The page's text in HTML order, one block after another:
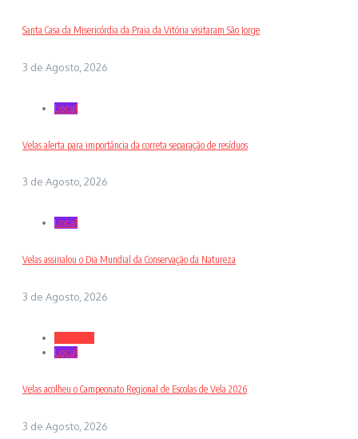
Santa Casa da Misericórdia da Praia da Vitória visitaram São Jorge
3 de Agosto, 2026
Local
Velas alerta para importância da correta separação de resíduos
3 de Agosto, 2026
Local
Velas assinalou o Dia Mundial da Conservação da Natureza
3 de Agosto, 2026
Local
Velas acolheu o Campeonato Regional de Escolas de Vela 2026
3 de Agosto, 2026